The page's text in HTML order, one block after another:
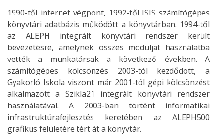
1990-től internet végpont, 1992-től ISIS számítógépes
könyvtári adatbázis működött a könyvtárban. 1994-től
az ALEPH integrált könyvtári rendszer került
bevezetésre, amelynek összes modulját használatba
vették a munkatársak a következő években. A
számítógépes kölcsönzés 2003-tól kezdődött, a
Gyakorló Iskola viszont már 2001-tól gépi kölcsönzést
alkalmazott a Szikla21 integrált könyvtári rendszer
használatával. A 2003-ban történt informatikai
infrastruktúrafejlesztés keretében az ALEPH500
grafikus felületére tért át a könyvtár.